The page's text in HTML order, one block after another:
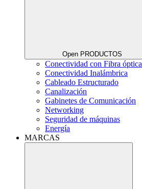
Open PRODUCTOS
Conectividad con Fibra óptica
Conectividad Inalámbrica
Cableado Estructurado
Canalización
Gabinetes de Comunicación
Networking
Seguridad de máquinas
Energía
MARCAS